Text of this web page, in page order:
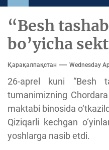
“Besh
bo’yicha
Қарақалпақстан Wednesday
26-aprel kuni “Besh
tumanimizning
maktabi binosida
Qiziqarli kechgan
yoshlarga nasib etdi.